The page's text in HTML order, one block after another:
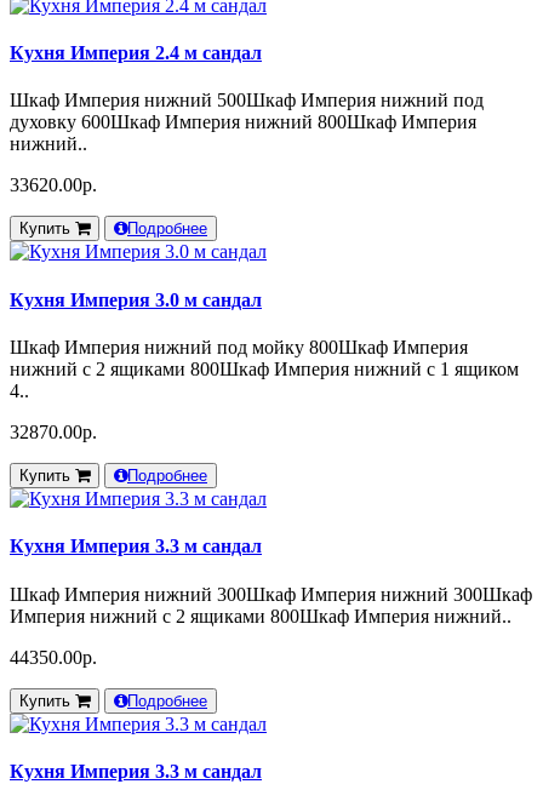
Кухня Империя 2.4 м сандал
Шкаф Империя нижний 500Шкаф Империя нижний под
духовку 600Шкаф Империя нижний 800Шкаф Империя
нижний..
33620.00р.
Купить Подробнее
Кухня Империя 3.0 м сандал
Шкаф Империя нижний под мойку 800Шкаф Империя
нижний с 2 ящиками 800Шкаф Империя нижний с 1 ящиком
4..
32870.00р.
Купить Подробнее
Кухня Империя 3.3 м сандал
Шкаф Империя нижний 300Шкаф Империя нижний 300Шкаф
Империя нижний с 2 ящиками 800Шкаф Империя нижний..
44350.00р.
Купить Подробнее
Кухня Империя 3.3 м сандал